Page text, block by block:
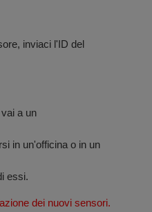
inviaci l'ID del
a un
in un'officina o in un
essi.
dei nuovi sensori.